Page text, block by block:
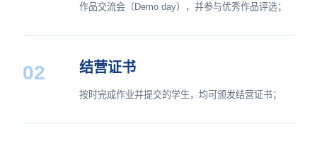
作品交流会（Demo day），并参与优秀作品评选；
02 结营证书
按时完成作业并提交的学生，均可颁发结营证书；